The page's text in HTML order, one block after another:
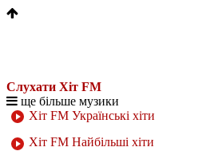
Слухати Хіт FM
ще більше музики
Хіт FM Українські хіти
Хіт FM Найбільші хіти